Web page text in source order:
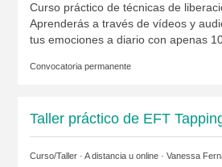
Curso práctico de técnicas de
Aprenderás a través de vídeos y
tus emociones a diario con apenas
Convocatoria permanente
Taller práctico de EFT
Curso/Taller · A distancia u online · Vanessa